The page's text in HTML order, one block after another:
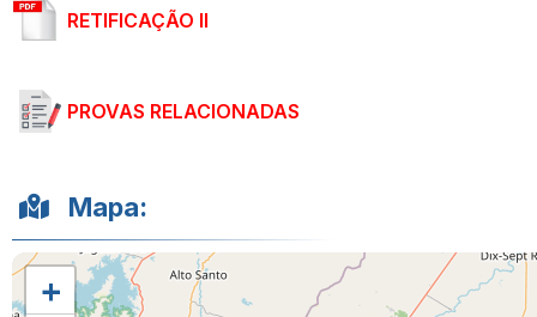
RETIFICAÇÃO II
PROVAS RELACIONADAS
Mapa:
+